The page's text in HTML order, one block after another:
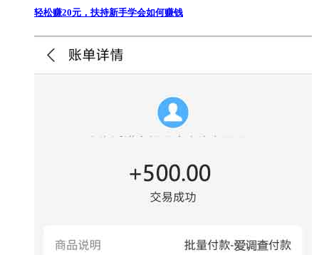
轻松赚20元，扶持新手学会如何赚钱